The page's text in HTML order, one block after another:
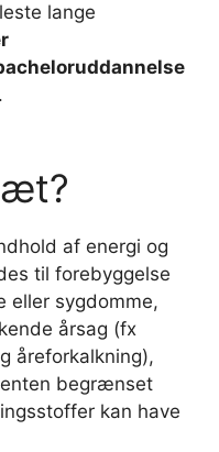
lange
af energi og
til forebyggelse
eller sygdomme,
årsag (fx
åreforkalkning),
begrænset
kan have